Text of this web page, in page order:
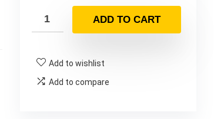
ADD TO CART
Add to wishlist
Add to compare